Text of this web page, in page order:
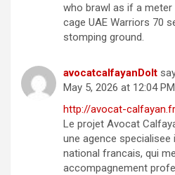
who brawl as if a
cage UAE Warriors 70
stomping ground.
avocatcalfayanDoIt
May 5, 2026 at 12:04 PM
http://avocat-
Le projet Avocat
une agence
national francais, qui
accompagnement